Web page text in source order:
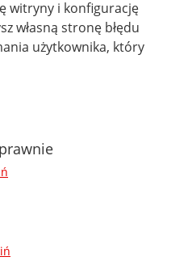
witryny i konfigurację
własną stronę błędu
użytkownika, który